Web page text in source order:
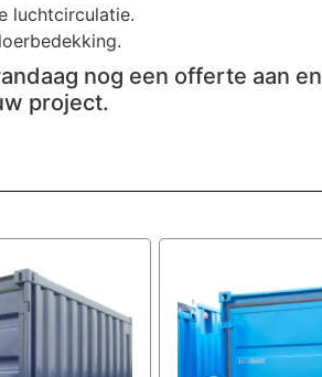
luchtcirculatie.
nog een offerte aan en
project.